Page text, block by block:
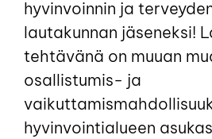
hyvinvoinnin ja
lautakunnan jäseneksi!
tehtävänä on muuan
osallistumis- ja
hyvinvointialueen